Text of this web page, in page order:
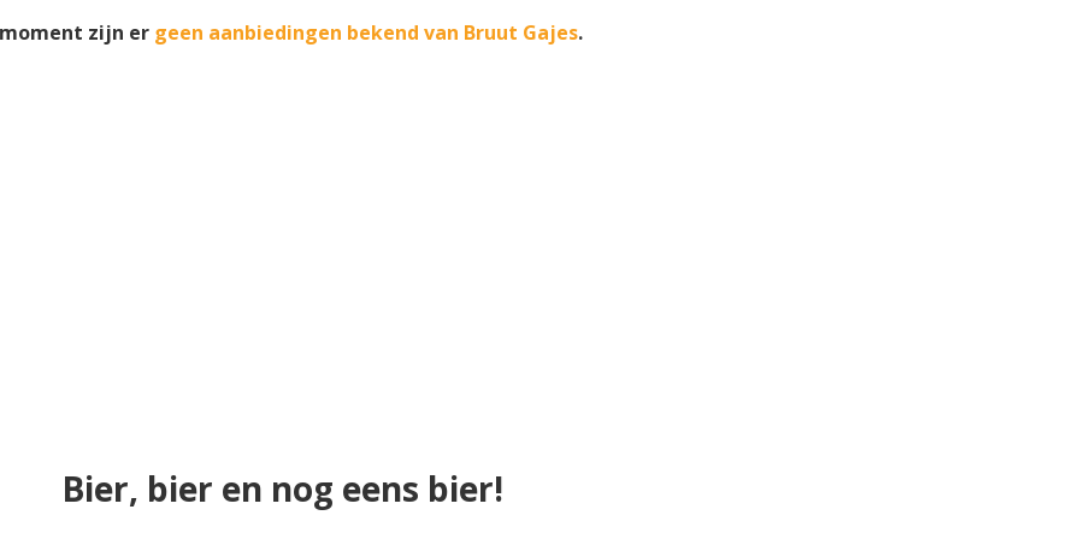
zijn er geen aanbiedingen bekend van Bruut Gajes.
Bier, bier en nog eens bier!